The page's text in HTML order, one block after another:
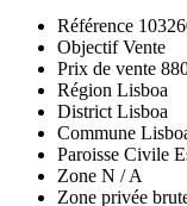
Référence
Objectif Vente
Prix de vente
Région Lisboa
District Lisboa
Commune
Paroisse Civile
Zone N / A
Zone privée